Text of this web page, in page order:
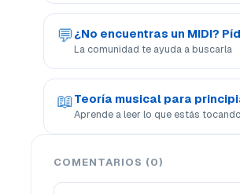
💬¿No encuentras un MIDI?
La comunidad te ayuda a buscarla
📖Teoría musical para
Aprende a leer lo que estás tocando
COMENTARIOS (0)